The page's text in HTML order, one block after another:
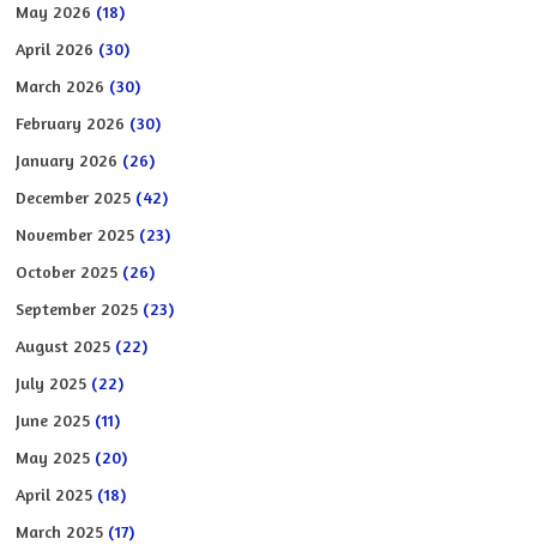
May 2026 (18)
April 2026 (30)
March 2026 (30)
February 2026 (30)
January 2026 (26)
December 2025 (42)
November 2025 (23)
October 2025 (26)
September 2025 (23)
August 2025 (22)
July 2025 (22)
June 2025 (11)
May 2025 (20)
April 2025 (18)
March 2025 (17)